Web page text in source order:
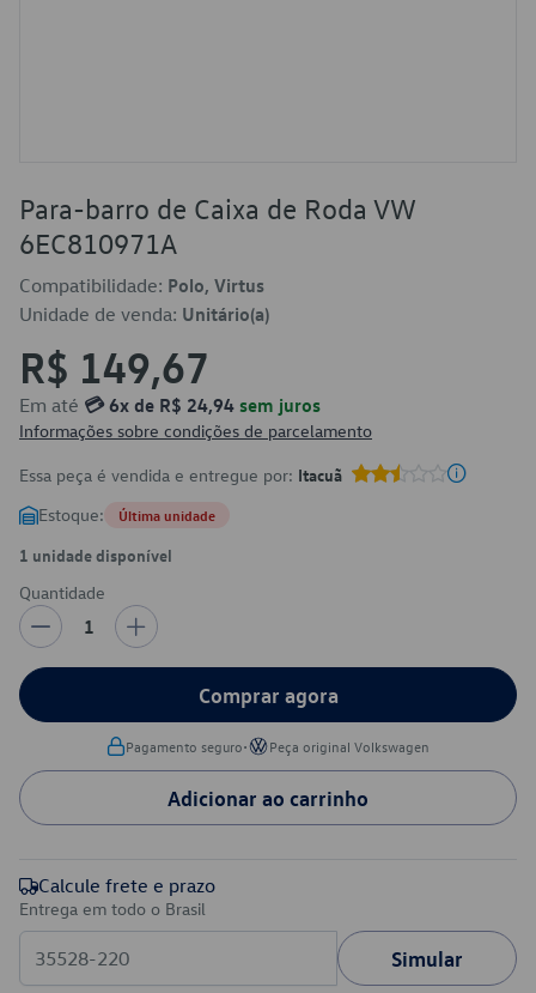
Para-barro de Caixa de Roda VW
6EC810971A
Compatibilidade: Polo, Virtus
Unidade de venda: Unitário(a)
R$ 149,67
Em até 💳 6x de R$ 24,94 sem juros
Informações sobre condições de parcelamento
Essa peça é vendida e entregue por: Itacuã
Estoque: Última unidade
1 unidade disponível
Quantidade
1
Comprar agora
Pagamento seguro• Peça original Volkswagen
Adicionar ao carrinho
Calcule frete e prazo
Entrega em todo o Brasil
Simular